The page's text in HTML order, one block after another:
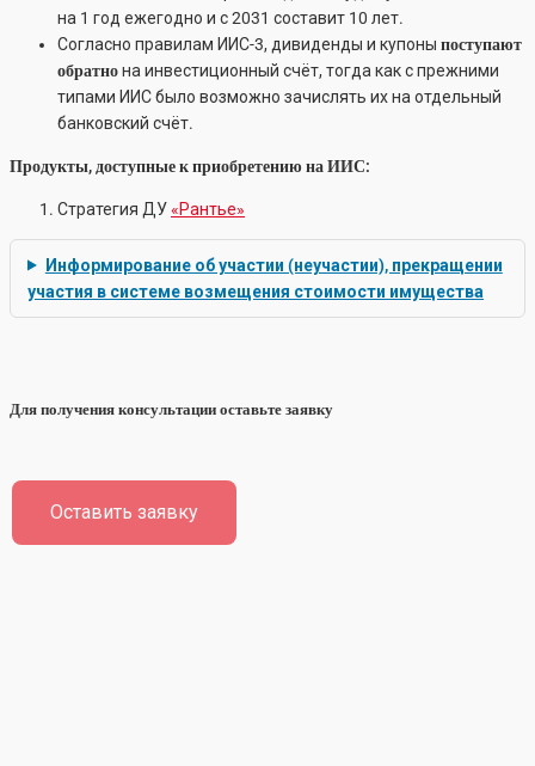
на 1 год ежегодно и с 2031 составит 10 лет.
Согласно правилам ИИС-3, дивиденды и купоны поступают
обратнона инвестиционный счёт, тогда как с прежними
типами ИИС было возможно зачислять их на отдельный
банковский счёт.
Продукты, доступные к приобретению на ИИС:
Стратегия ДУ«Рантье»
Информирование об участии (неучастии), прекращении
участия в системе возмещения стоимости имущества
Для получения консультации оставьте заявку
Оставить заявку